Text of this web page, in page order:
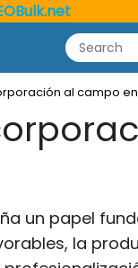
al campo
un papel
la